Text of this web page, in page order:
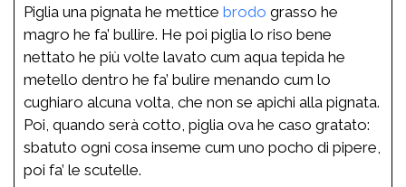
Piglia una pignata he mettice brodo grasso he
magro he fa’ bullire. He poi piglia lo riso bene
nettato he più volte lavato cum aqua tepida he
metello dentro he fa’ bulire menando cum lo
cughiaro alcuna volta, che non se apichi alla pignata.
Poi, quando serà cotto, piglia ova he caso gratato:
sbatuto ogni cosa inseme cum uno pocho di pipere,
poi fa’ le scutelle.